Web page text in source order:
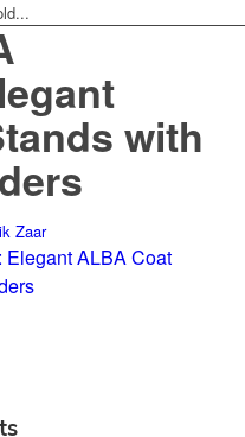
with
Zaar
Elegant ALBA Coat